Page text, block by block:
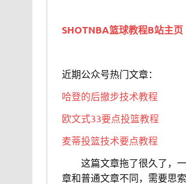
SHOTNBA篮球教程B站主页
近期公众号热门文章：
哈登的后撤步技术教程
欧文式33要点投篮教程
麦蒂投篮技术要点教程
这篇文章拖了很久了，
章和普通文章不同，需要思